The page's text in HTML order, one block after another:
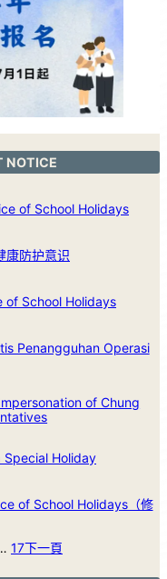
NOTICE
of School Holidays
康防护意识
of School Holidays
Penangguhan Operasi
of Chung
Special Holiday
of School Holidays（修
17下一頁